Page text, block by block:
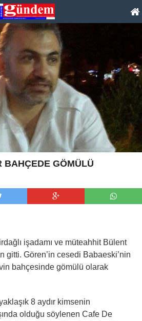
BAHÇEDE GÖMÜLÜ
işadamı ve müteahhit Bülent
gitti. Gören’in cesedi Babaeski’nin
bahçesinde gömülü olarak
8 aydır kimsenin
olduğu söylenen Cafe De